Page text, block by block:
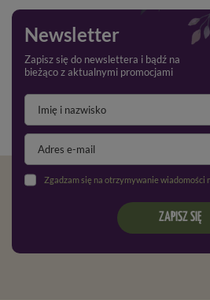
Newsletter
Zapisz się do newslettera i bądź na
bieżąco z aktualnymi promocjami
Zgadzam się na otrzymywanie wiadomości marketingowych na podany adres e-
ZAPISZ SIĘ